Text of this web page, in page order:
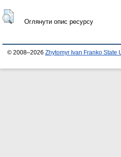
Оглянути опис ресурсу
© 2008–2026 Zhytomyr Ivan Franko State